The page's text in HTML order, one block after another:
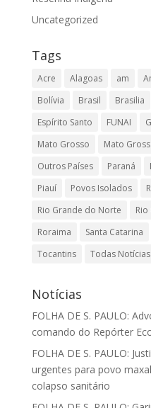
Uncategorized
Tags
Acre Alagoas am
Bolívia
Brasil Brasilia
Espírito Santo
FUNAI
Mato Grosso
Mato
Outros Países
Paraná
Piauí
Povos Isolados
Rio Grande do Norte
Roraima
Santa Catarina
Tocantins
Todas Notícias
Notícias
FOLHA DE S. PAULO:
comando do Repórter
FOLHA DE S. PAULO:
urgentes para povo
colapso sanitário